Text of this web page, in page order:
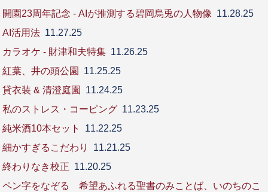
開園23周年記念 - AIが推測する碧岡烏兎の人物像 11.28.25
AI活用法 11.27.25
カラオケ - 財津和夫特集 11.26.25
紅葉、井の頭公園
11.25.25
貸衣装 & 清澄庭園
11.24.25
私のストレス・コーピング 11.23.25
純米酒10本セット
11.22.25
細かすぎるこだわり
11.21.25
終わりなき校正 11.20.25
ペン字をなぞる 希望あふれる聖書のみことば、いのちのこ